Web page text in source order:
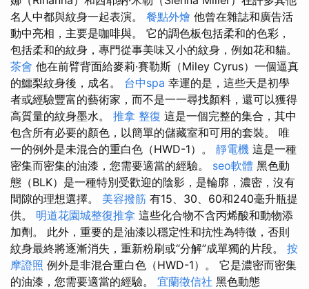
名人中都與紋身一起表演。 餐點外燴 他曾在雜誌和廣告活
動中亮相，主要是咖啡與。 它的調色板包括柔和的色彩，
包括柔和的紋身，專門從事美味又小的紋身，例如花和貓。
茶會 他在前臂背面給麥莉·賽勒斯（Miley Cyrus）一個逼真
的鱷梨紋身後，成名。 台中spa 幸運的是，這些天是初學
者或經驗豐富的藝術家，而不是一一尋找顏料，還可以獲得
高質量的紋身墨水。 推拿 整復 這是一個完整的集合，其中
包含所有必要的顏色，以簡單的儲藏室和可用的套裝。 唯
一的例外是未混合的重白色（HWD-1）。 靜電機 這是一種
密集而密集的油漆，您需要適當的經驗。 seo軟體 黑色動
態（BLK）是一種特別受歡迎的陰影，是輪廓，濃密，沒有
間隙的理想選擇。 美容撥筋 有15、30、60和240毫升瓶提
供。 明道花園城整復推拿 這些化合物不含丙烯酸和動物添
加劑。 此外，重要的是油漆以穩定性和抗性為特徵，否則
紋身最終將逐漸消失，重新粉刷或“分解”成單獨的片段。 按
摩證照 例外是非混合重白色（HWD-1）。 它是濃密而密集
的油漆，您需要適當的經驗。 宜蘭徵信社 黑色動態